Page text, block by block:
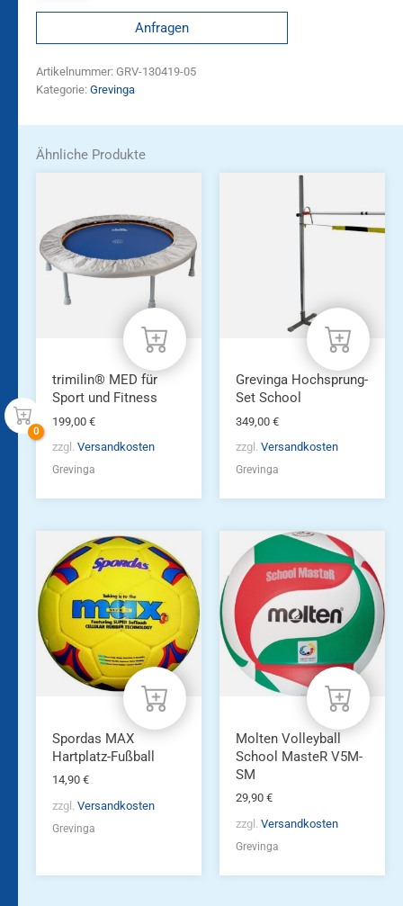
Anfragen
Artikelnummer: GRV-130419-05
Kategorie: Grevinga
Ähnliche Produkte
trimilin® MED für
Sport und Fitness
199,00 €
zzgl. Versandkosten
Grevinga
Grevinga Hochsprung-
Set School
349,00 €
zzgl. Versandkosten
Grevinga
Spordas MAX
Hartplatz-Fußball
14,90 €
zzgl. Versandkosten
Grevinga
Molten Volleyball
School MasteR V5M-
SM
29,90 €
zzgl. Versandkosten
Grevinga